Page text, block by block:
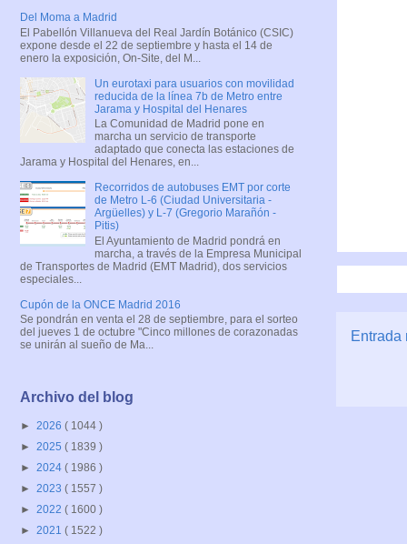
Entrada
Del Moma a Madrid
El Pabellón Villanueva del Real Jardín Botánico (CSIC)
expone desde el 22 de septiembre y hasta el 14 de
enero la exposición, On-Site, del M...
Un eurotaxi para usuarios con movilidad
reducida de la línea 7b de Metro entre
Jarama y Hospital del Henares
La Comunidad de Madrid pone en
marcha un servicio de transporte
adaptado que conecta las estaciones de
Jarama y Hospital del Henares, en...
Recorridos de autobuses EMT por corte
de Metro L-6 (Ciudad Universitaria -
Argüelles) y L-7 (Gregorio Marañón -
Pitis)
El Ayuntamiento de Madrid pondrá en
marcha, a través de la Empresa Municipal
de Transportes de Madrid (EMT Madrid), dos servicios
especiales...
Cupón de la ONCE Madrid 2016
Se pondrán en venta el 28 de septiembre, para el sorteo
del jueves 1 de octubre "Cinco millones de corazonadas
se unirán al sueño de Ma...
Archivo del blog
► 2026 ( 1044 )
► 2025 ( 1839 )
► 2024 ( 1986 )
► 2023 ( 1557 )
► 2022 ( 1600 )
► 2021 ( 1522 )